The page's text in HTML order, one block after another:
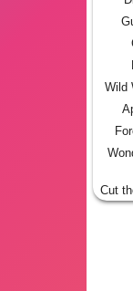
Wild
Cut